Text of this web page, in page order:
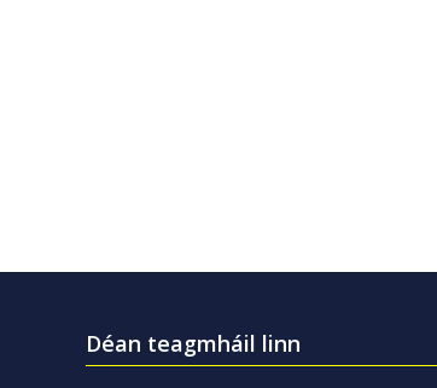
Déan teagmháil linn